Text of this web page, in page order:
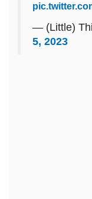
— (Little)
5, 2023